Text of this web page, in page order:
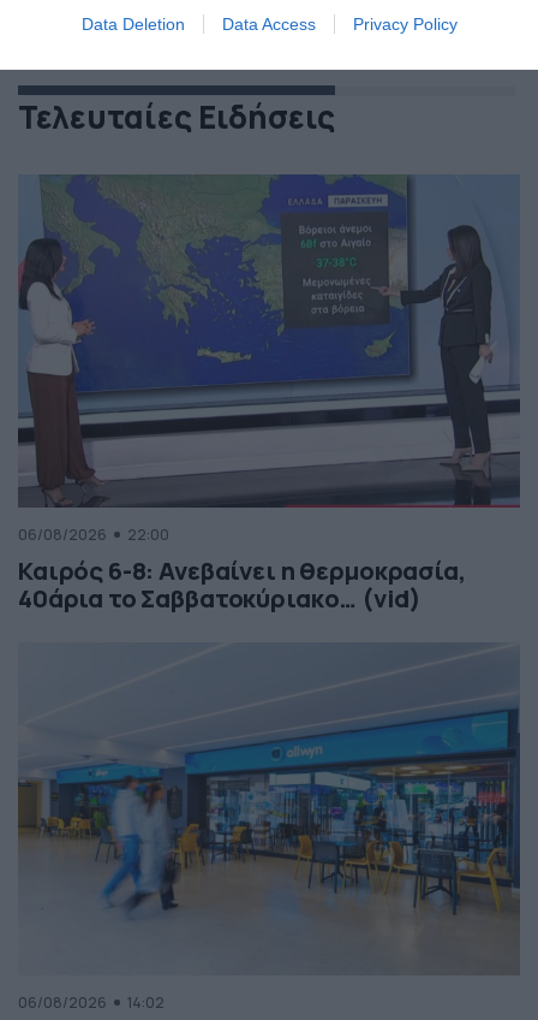
Data Deletion Data Access Privacy Policy
Τελευταίες Ειδήσεις
06/08/2026 22:00
Καιρός 6-8: Ανεβαίνει η θερμοκρασία,
40άρια το Σαββατοκύριακο… (vid)
06/08/2026 14:02